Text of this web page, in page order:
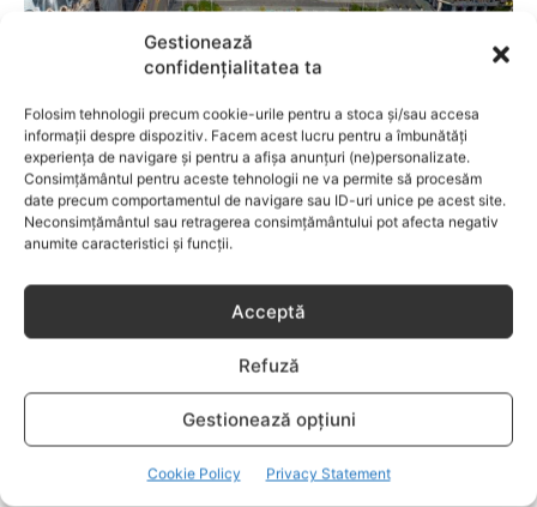
Gestionează
confidențialitatea ta
Folosim tehnologii precum cookie-urile pentru a stoca și/sau accesa
informații despre dispozitiv. Facem acest lucru pentru a îmbunătăți
experiența de navigare și pentru a afișa anunțuri (ne)personalizate.
Consimțământul pentru aceste tehnologii ne va permite să procesăm
date precum comportamentul de navigare sau ID-uri unice pe acest site.
Neconsimțământul sau retragerea consimțământului pot afecta negativ
anumite caracteristici și funcții.
Acceptă
Refuză
Gestionează opțiuni
Cookie Policy Privacy Statement
Cele mai bune cartiere din Craiova pentru
familii
LIFESTYLE